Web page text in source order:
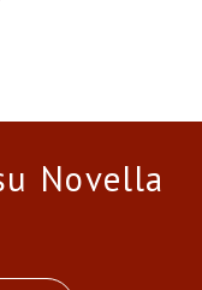
Novella